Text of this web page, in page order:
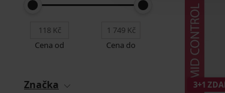
Cena od Cena do
Značka 3+1